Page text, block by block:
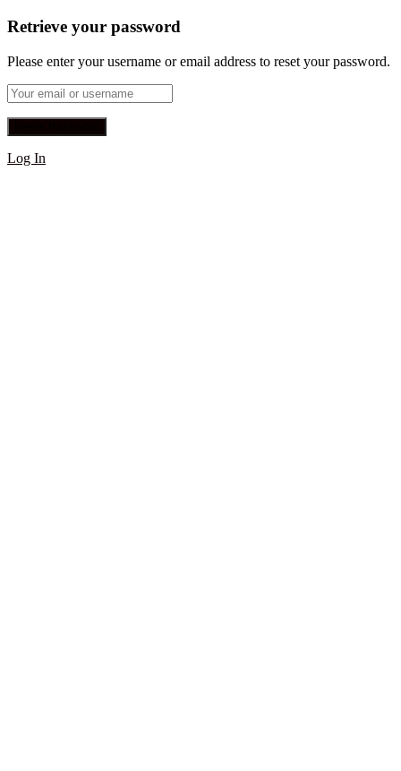
Retrieve your password
Please enter your username or email address to reset your password.
Log In